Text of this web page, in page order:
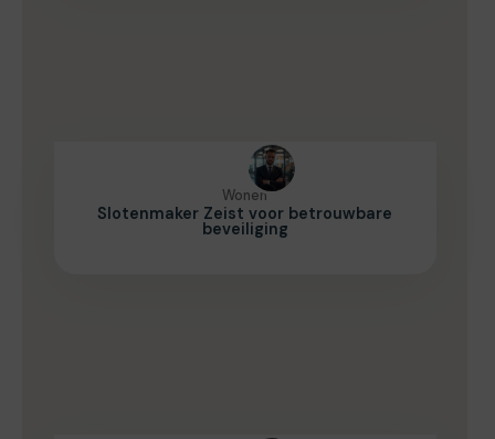
Wonen
Slotenmaker Zeist voor betrouwbare
beveiliging